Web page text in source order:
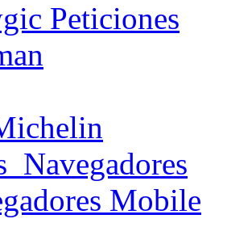
Peticiones
Mobile